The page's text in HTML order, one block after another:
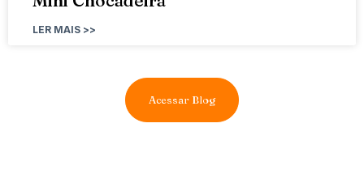
LER MAIS >>
Acessar Blog